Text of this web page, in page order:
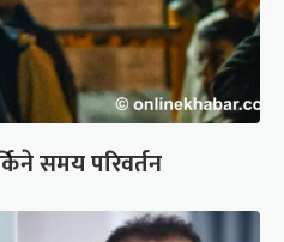
समय परिवर्तन